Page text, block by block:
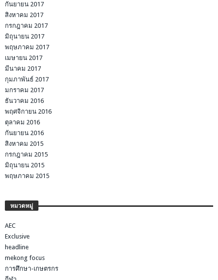
กันยายน 2017
สิงหาคม 2017
กรกฎาคม 2017
มิถุนายน 2017
พฤษภาคม 2017
เมษายน 2017
มีนาคม 2017
กุมภาพันธ์ 2017
มกราคม 2017
ธันวาคม 2016
พฤศจิกายน 2016
ตุลาคม 2016
กันยายน 2016
สิงหาคม 2015
กรกฎาคม 2015
มิถุนายน 2015
พฤษภาคม 2015
หมวดหมู่
AEC
Exclusive
headline
mekong focus
การศึกษา-เกษตรกร